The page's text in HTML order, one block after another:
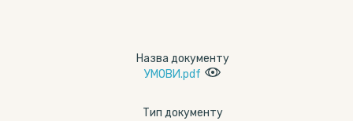
Назва документу
УМОВИ.pdf
Тип документу